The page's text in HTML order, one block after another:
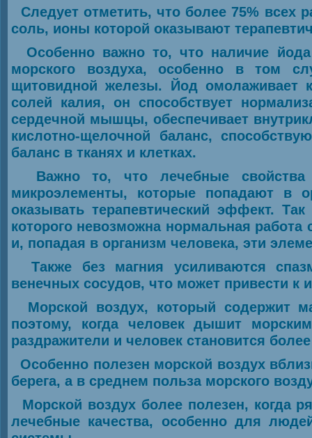
Следует отметить, что более 75% всех
соль, ионы которой оказывают
Особенно важно то, что наличие
морского воздуха, особенно в том
щитовидной железы. Йод омолаживает
солей калия, он способствует
сердечной мышцы, обеспечивает
кислотно-щелочной баланс,
баланс в тканях и клетках.
Важно то, что лечебные свойства
микроэлементы, которые попадают в
оказывать терапевтический эффект.
которого невозможна нормальная
и, попадая в организм человека, эти
Также без магния усиливаются
венечных сосудов, что может привести к
Морской воздух, который содержит
поэтому, когда человек дышит
раздражители и человек становится
Особенно полезен морской воздух
берега, а в среднем польза морского
Морской воздух более полезен, когда
лечебные качества, особенно для